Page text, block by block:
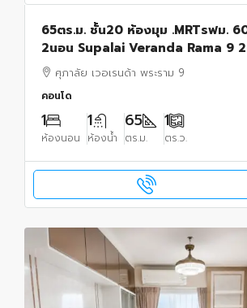
65ตร.ม. ชั้น20 ห้องมุม .MRTรฟม.
2นอน Supalai Veranda Rama 9 2
สวย พร้อมเฟอร์ฯ
ศุภาลัย เวอเรนด้า พระราม 9
คอนโด
1
ห้องนอน
1
ห้องน้ำ
65
ตร.ม.
1
ตร.ว.